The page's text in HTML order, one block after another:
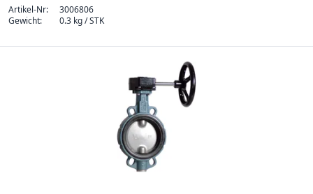
Artikel-Nr:
3006806
Gewicht:
0.3 kg / STK